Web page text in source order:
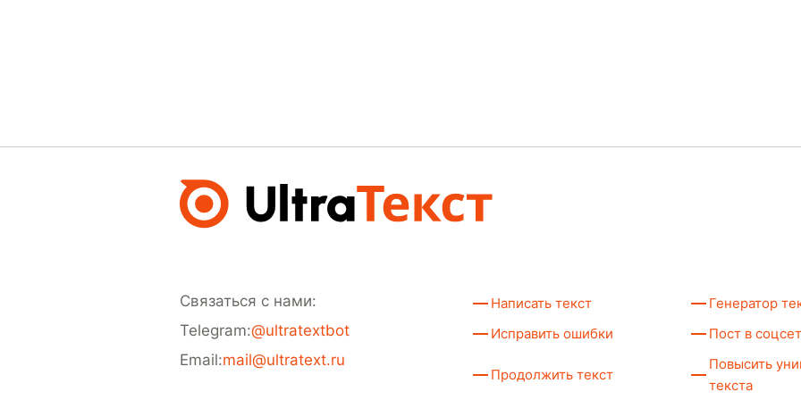
Связаться с нами:
Telegram:@ultratextbot
Email:mail@ultratext.ru
Написать текст
Генератор
Исправить ошибки
Пост в
Продолжить текст
Повысить
текста